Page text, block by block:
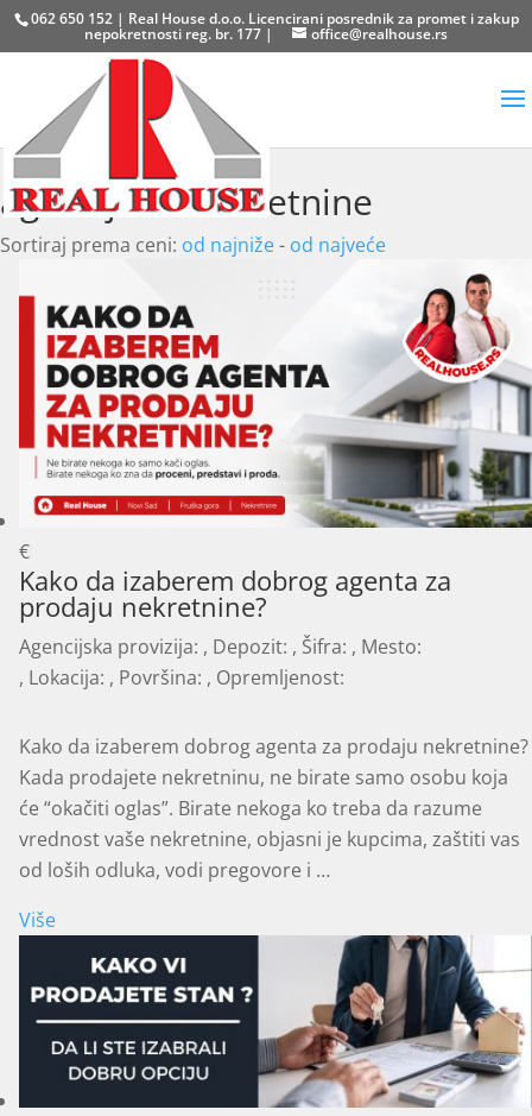
062 650 152 | Real House d.o.o. Licencirani posrednik za promet i zakup
nepokretnosti reg. br. 177 | office@realhouse.rs
agencije za nekretnine
Sortiraj prema ceni: od najniže- od najveće
€
Kako da izaberem dobrog agenta za
prodaju nekretnine?
Agencijska provizija: , Depozit: , Šifra: , Mesto:
, Lokacija: , Površina: , Opremljenost:
Kako da izaberem dobrog agenta za prodaju nekretnine?
Kada prodajete nekretninu, ne birate samo osobu koja
će “okačiti oglas”. Birate nekoga ko treba da razume
vrednost vaše nekretnine, objasni je kupcima, zaštiti vas
od loših odluka, vodi pregovore i …
Više